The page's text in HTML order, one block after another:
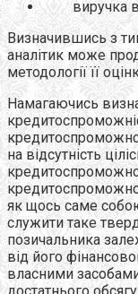
виручка
Визначившись з
аналітик може
методології її
Намагаючись
на відсутність
як щось саме
служити таке
позичальника
від його
власними